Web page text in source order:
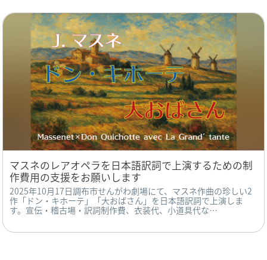
マスネのレアオペラを日本語訳詞で上演するための制
作費用の支援をお願いします
2025年10月17日調布市せんがわ劇場にて、マスネ作曲の珍しい2
作「ドン・キホーテ」「大おばさん」を日本語訳詞で上演しま
す。宣伝・稽古場・訳詞制作費、衣装代、小道具代な…